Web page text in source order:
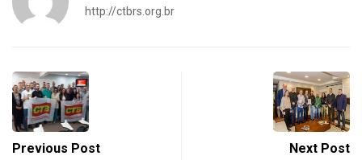
http://ctbrs.org.br
Previous Post Next Post